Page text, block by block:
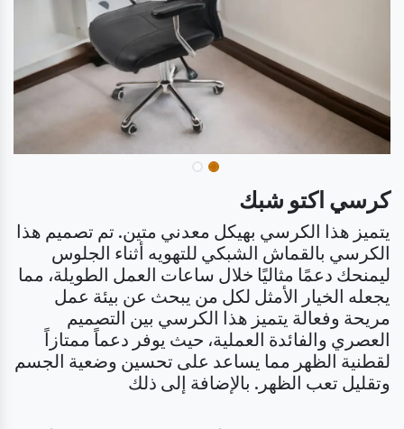
كرسي اكتو شبك
يتميز هذا الكرسي بهيكل معدني متين. تم تصميم هذا
الكرسي بالقماش الشبكي للتهويه أثناء الجلوس
ليمنحك دعمًا مثاليًا خلال ساعات العمل الطويلة، مما
يجعله الخيار الأمثل لكل من يبحث عن بيئة عمل
مريحة وفعالة يتميز هذا الكرسي بين التصميم
العصري والفائدة العملية، حيث يوفر دعماً ممتازاً
لقطنية الظهر مما يساعد على تحسين وضعية الجسم
وتقليل تعب الظهر. بالإضافة إلى ذلك